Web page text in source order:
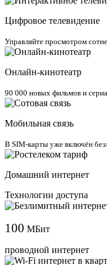
Цифровое телевидение
Управляйте просмотром
Онлайн-кинотеатр
90 000 новых фильмов и
Мобильная связь
В SIM-карты уже включён
Домашний интернет
Технологии доступа
100 МБит
проводной интернет